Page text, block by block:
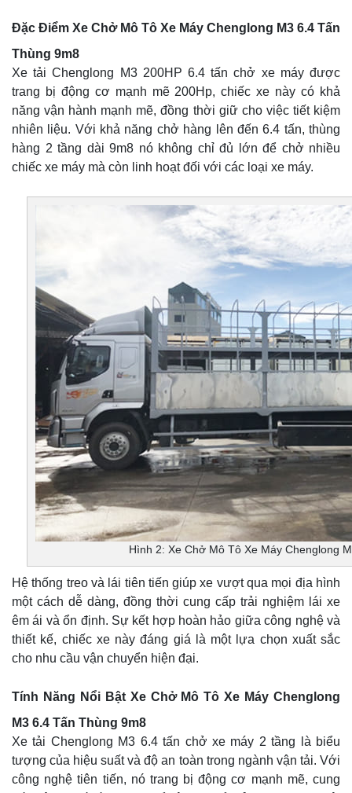
Đặc Điểm Xe Chở Mô Tô Xe Máy Chenglong M3 6.4 Tấn
Thùng 9m8
Xe tải Chenglong M3 200HP 6.4 tấn chở xe máy được
trang bị động cơ mạnh mẽ 200Hp, chiếc xe này có khả
năng vận hành mạnh mẽ, đồng thời giữ cho việc tiết kiệm
nhiên liệu. Với khả năng chở hàng lên đến 6.4 tấn, thùng
hàng 2 tầng dài 9m8 nó không chỉ đủ lớn để chở nhiều
chiếc xe máy mà còn linh hoạt đối với các loại xe máy.
Hình 2: Xe Chở Mô Tô Xe Máy Chenglong
Hệ thống treo và lái tiên tiến giúp xe vượt qua mọi địa hình
một cách dễ dàng, đồng thời cung cấp trải nghiệm lái xe
êm ái và ổn định. Sự kết hợp hoàn hảo giữa công nghệ và
thiết kế, chiếc xe này đáng giá là một lựa chọn xuất sắc
cho nhu cầu vận chuyển hiện đại.
Tính Năng Nổi Bật Xe Chở Mô Tô Xe Máy Chenglong
M3 6.4 Tấn Thùng 9m8
Xe tải Chenglong M3 6.4 tấn chở xe máy 2 tầng là biểu
tượng của hiệu suất và độ an toàn trong ngành vận tải. Với
công nghệ tiên tiến, nó trang bị động cơ mạnh mẽ, cung